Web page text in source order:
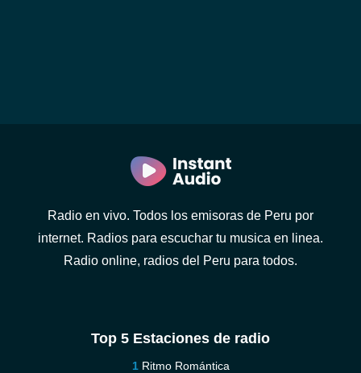
Radio en vivo. Todos los emisoras de Peru por
internet. Radios para escuchar tu musica en linea.
Radio online, radios del Peru para todos.
Top 5 Estaciones de radio
Ritmo Romántica